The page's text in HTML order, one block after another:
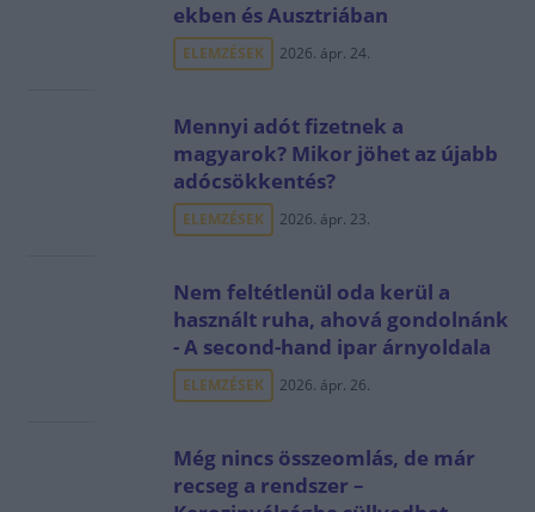
ekben és Ausztriában
ELEMZÉSEK 2026. ápr. 24.
Mennyi adót fizetnek a
magyarok? Mikor jöhet az újabb
adócsökkentés?
ELEMZÉSEK 2026. ápr. 23.
Nem feltétlenül oda kerül a
használt ruha, ahová gondolnánk
- A second-hand ipar árnyoldala
ELEMZÉSEK 2026. ápr. 26.
Még nincs összeomlás, de már
recseg a rendszer –